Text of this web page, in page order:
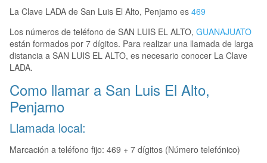
La Clave LADA de San Luis El Alto, Penjamo es 469
Los números de teléfono de SAN LUIS EL ALTO, GUANAJUATO
están formados por 7 dígitos. Para realizar una llamada de larga
distancia a SAN LUIS EL ALTO, es necesario conocer La Clave
LADA.
Como llamar a San Luis El Alto,
Penjamo
Llamada local:
Marcación a teléfono fijo: 469 + 7 dígitos (Número telefónico)